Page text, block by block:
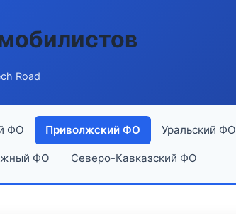
Road
ФО Приволжский ФО Уральский ФО
ФО Северо-Кавказский ФО